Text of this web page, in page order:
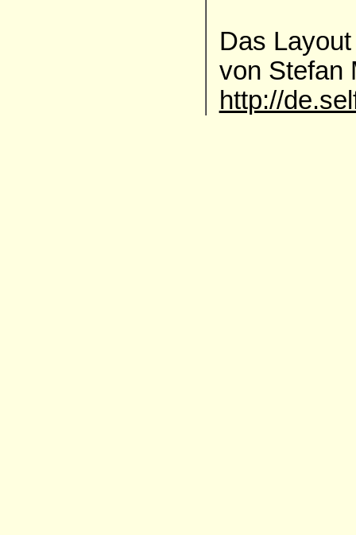
Das
von Stefan
http://